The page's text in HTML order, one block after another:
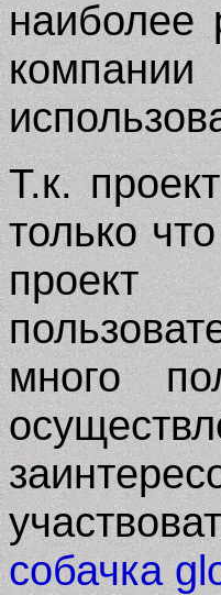
наиболее
Т.к.
только
проект
много
собачка